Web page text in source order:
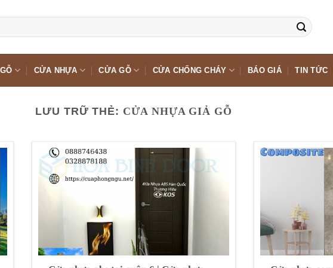
CỬA NHỰA CỬA GỖ CỬA CHỐNG CHÁY BÁO GIÁ TIN TỨC
LƯU TRỮ THẺ: CỬA NHỰA GIẢ GỖ